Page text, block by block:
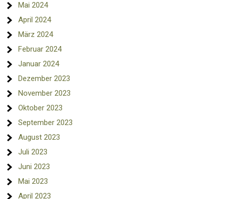
Mai 2024
April 2024
März 2024
Februar 2024
Januar 2024
Dezember 2023
November 2023
Oktober 2023
September 2023
August 2023
Juli 2023
Juni 2023
Mai 2023
April 2023